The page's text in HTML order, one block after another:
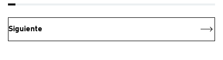
Siguiente